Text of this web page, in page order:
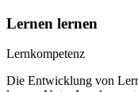
Lernen lernen
Lernkompetenz
Die Entwicklung von